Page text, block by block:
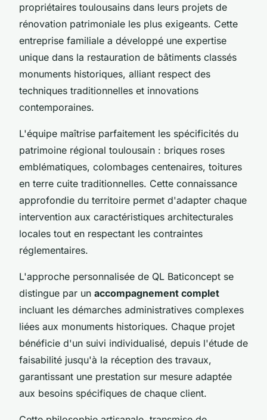
propriétaires toulousains dans leurs projets de
rénovation patrimoniale les plus exigeants. Cette
entreprise familiale a développé une expertise
unique dans la restauration de bâtiments classés
monuments historiques, alliant respect des
techniques traditionnelles et innovations
contemporaines.
L'équipe maîtrise parfaitement les spécificités du
patrimoine régional toulousain : briques roses
emblématiques, colombages centenaires, toitures
en terre cuite traditionnelles. Cette connaissance
approfondie du territoire permet d'adapter chaque
intervention aux caractéristiques architecturales
locales tout en respectant les contraintes
réglementaires.
L'approche personnalisée de QL Baticoncept se
distingue par un accompagnement complet
incluant les démarches administratives complexes
liées aux monuments historiques. Chaque projet
bénéficie d'un suivi individualisé, depuis l'étude de
faisabilité jusqu'à la réception des travaux,
garantissant une prestation sur mesure adaptée
aux besoins spécifiques de chaque client.